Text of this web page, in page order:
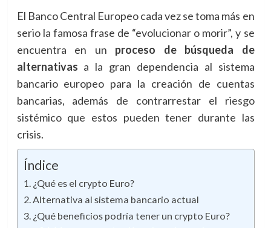
El Banco Central Europeo cada vez se toma más en
serio la famosa frase de “evolucionar o morir”, y se
encuentra en un proceso de búsqueda de
alternativas a la gran dependencia al sistema
bancario europeo para la creación de cuentas
bancarias, además de contrarrestar el riesgo
sistémico que estos pueden tener durante las
crisis.
Índice
¿Qué es el crypto Euro?
Alternativa al sistema bancario actual
¿Qué beneficios podría tener un crypto Euro?